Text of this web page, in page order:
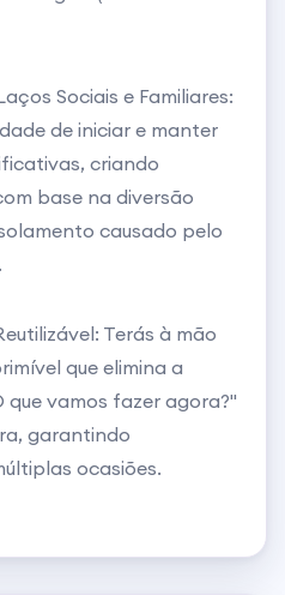
Sociais e Familiares:
de iniciar e manter
criando
base na diversão
causado pelo
Terás à mão
que elimina a
vamos fazer agora?"
garantindo
ocasiões.